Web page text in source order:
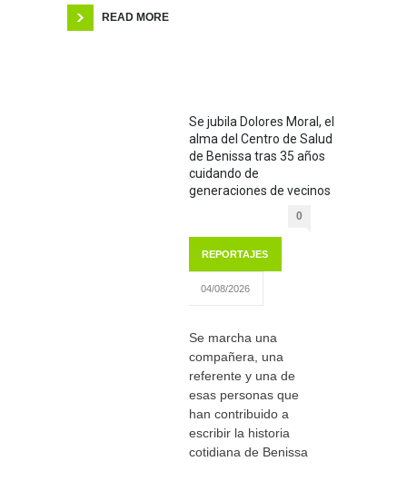
READ MORE
Se jubila Dolores Moral, el
alma del Centro de Salud
de Benissa tras 35 años
cuidando de
generaciones de vecinos
0
REPORTAJES
04/08/2026
Se marcha una
compañera, una
referente y una de
esas personas que
han contribuido a
escribir la historia
cotidiana de Benissa